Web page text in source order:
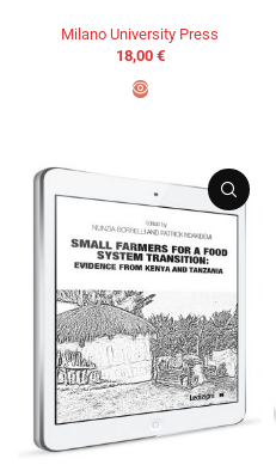
Milano University Press
18,00 €